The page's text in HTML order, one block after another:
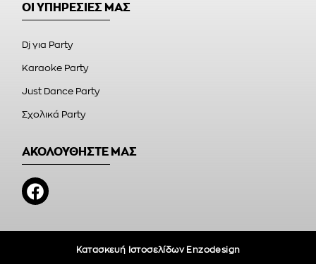
ΟΙ ΥΠΗΡΕΣΙΕΣ ΜΑΣ
Dj για Party
Karaoke Party
Just Dance Party
Σχολικά Party
ΑΚΟΛΟΥΘΗΣΤΕ ΜΑΣ
Κατασκευή Ιστοσελίδων Enzodesign